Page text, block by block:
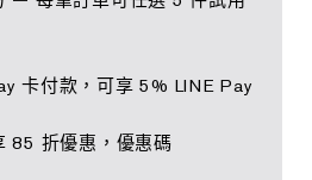
卡付款，可享 5% LINE Pay
85 折優惠，優惠碼